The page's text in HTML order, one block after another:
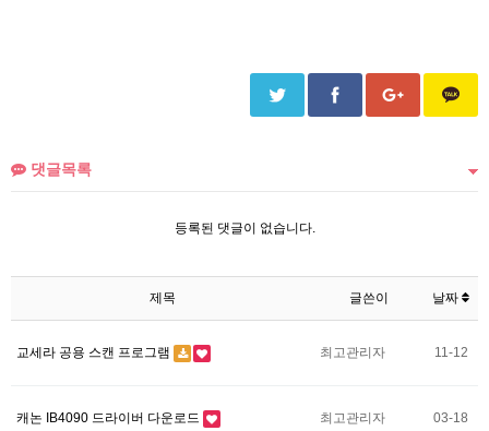
댓글목록
등록된 댓글이 없습니다.
제목 글쓴이 날짜
교세라 공용 스캔 프로그램 최고관리자 11-12
캐논 IB4090 드라이버 다운로드 최고관리자 03-18